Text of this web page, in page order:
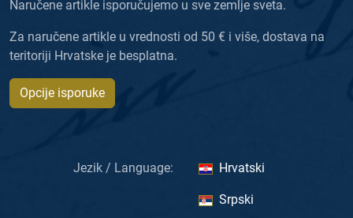
Naručene artikle isporučujemo u sve zemlje sveta.
Za naručene artikle u vrednosti od 50 € i više, dostava na
teritoriji Hrvatske je besplatna.
Opcije isporuke
Jezik / Language: Hrvatski
Srpski